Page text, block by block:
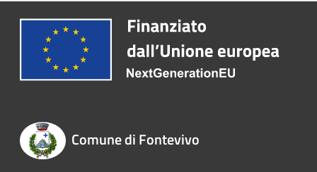
Comune di Fontevivo